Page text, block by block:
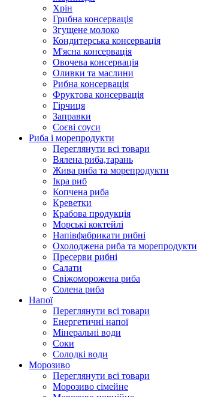
Хрін
Грибна консервація
Згущене молоко
Кондитерська консервація
М'ясна консервація
Овочева консервація
Оливки та маслини
Рибна консервація
Фруктова консервація
Гірчиця
Заправки
Соєві соуси
Риба і морепродукти
Переглянути всі товари
Вялена риба,тарань
Жива риба та морепродукти
Ікра риб
Копчена риба
Крeветки
Крабова продукція
Морські коктейлi
Напівфабрикати рибні
Охолоджена риба та морепродукти
Пресерви рибні
Сaлати
Свіжоморожена риба
Солена риба
Напої
Переглянути всі товари
Енергетичні напої
Мінеральні води
Соки
Солодкі води
Морозиво
Переглянути всі товари
Морозиво сімейне